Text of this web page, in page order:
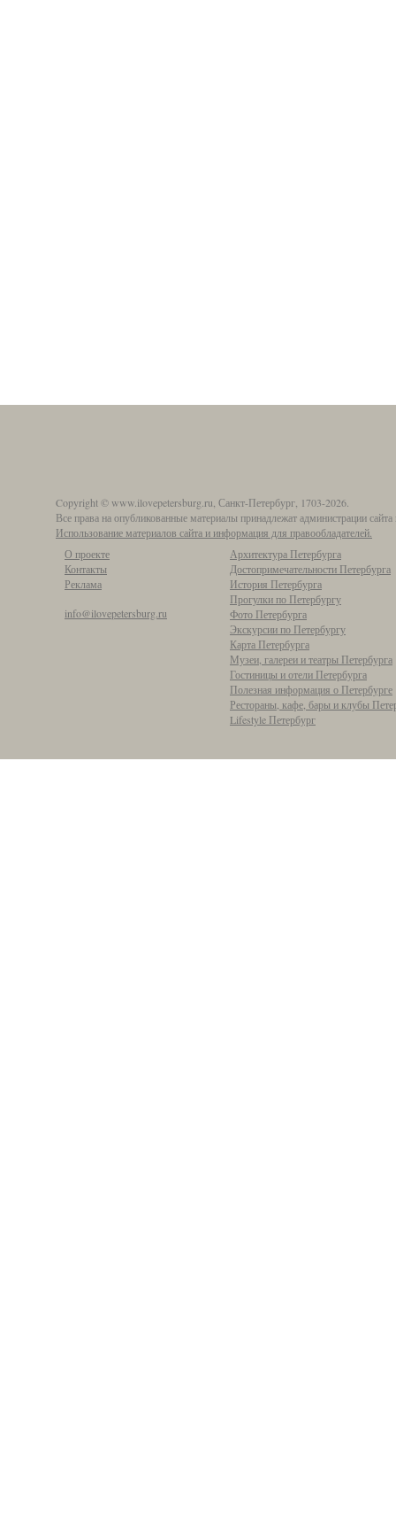
Copyright © www.ilovepetersburg.ru, Санкт-Петербург, 1703-2026.
Все права на опубликованные материалы принадлежат администрации
Использование материалов сайта и информация для правообладателей.
О проекте
Контакты
Реклама
info@ilovepetersburg.ru
Архитектура Петербурга
Достопримечательности Петербурга
История Петербурга
Прогулки по Петербургу
Фото Петербурга
Экскурсии по Петербургу
Карта Петербурга
Музеи, галереи и театры Петербурга
Гостиницы и отели Петербурга
Полезная информация о Петербурге
Рестораны, кафе, бары и клубы
Lifestyle Петербург